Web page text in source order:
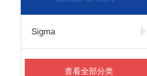
Sigma
查看全部分类